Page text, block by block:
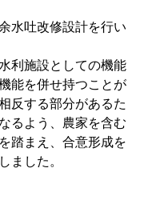
水吐改修設計を行い
利施設としての機能
能を併せ持つことが
反する部分があるた
るよう、農家を含む
踏まえ、合意形成を
ました。